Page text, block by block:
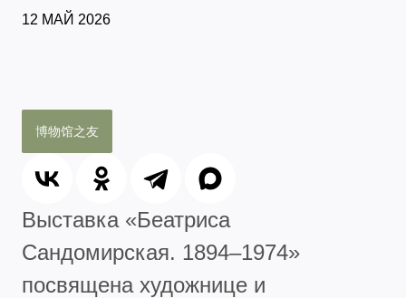
12 МАЙ 2026
博物馆之友
Выставка «Беатриса
Сандомирская. 1894–1974»
посвящена художнице и